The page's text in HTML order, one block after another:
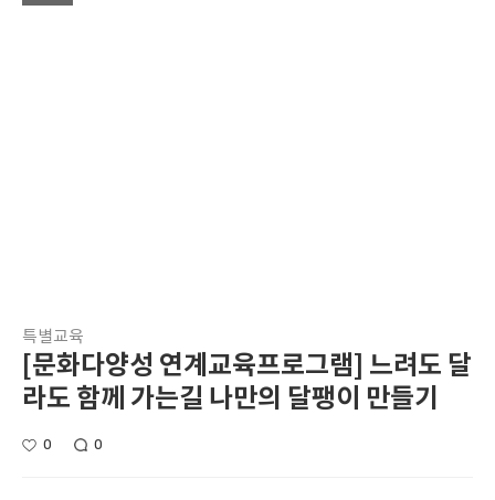
특별교육
[문화다양성 연계교육프로그램] 느려도 달
라도 함께 가는길 나만의 달팽이 만들기
0 0